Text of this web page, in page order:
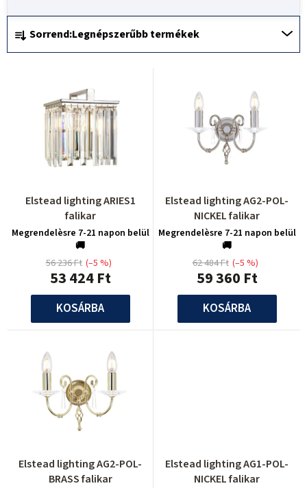
T
e
n
é
Sorrend:Legnépszerűbb termékek
r
m
é
á
Elstead lighting ARIES1
falikar
Megrendelèsre 7-21 napon belül
🚚
53 424 Ft
56 236 Ft (–5 %)
KOSÁRBA
Elstead lighting AG2-POL-
NICKEL falikar
Megrendelèsre 7-21 napon belül
🚚
59 360 Ft
62 484 Ft (–5 %)
KOSÁRBA
Elstead lighting AG2-POL-
BRASS falikar
Elstead lighting AG1-POL-
NICKEL falikar